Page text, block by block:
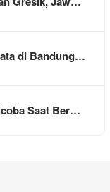
di Bandung…
Saat Ber…